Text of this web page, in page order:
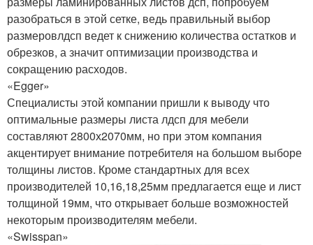
разобраться в этой сетке, ведь правильный выбор
размеровлдсп ведет к снижению количества остатков и
обрезков, а значит оптимизации производства и
сокращению расходов.
«Egger»
Специалисты этой компании пришли к выводу что
оптимальные размеры листа лдсп для мебели
составляют 2800х2070мм, но при этом компания
акцентирует внимание потребителя на большом выборе
толщины листов. Кроме стандартных для всех
производителей 10,16,18,25мм предлагается еще и лист
толщиной 19мм, что открывает больше возможностей
некоторым производителям мебели.
«Swisspan»